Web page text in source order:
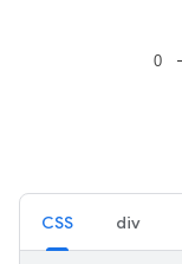
CSS div